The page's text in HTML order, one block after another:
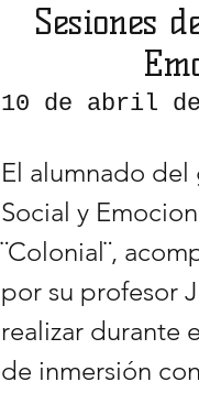
Sesiones
10 de abril
El alumnado
Social y
¨Colonial¨,
por su profesor
realizar durante
de inmersión